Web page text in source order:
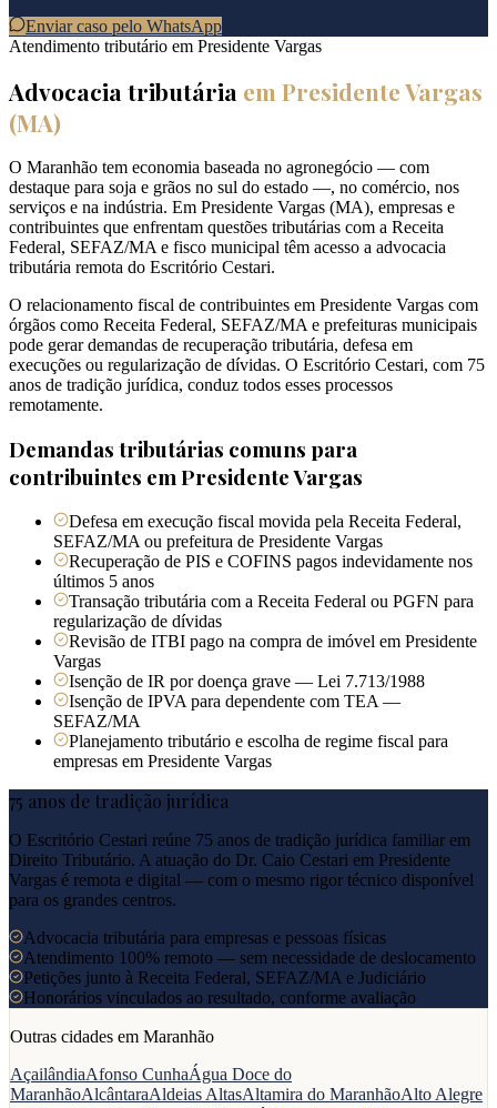
Enviar caso pelo WhatsApp
Atendimento tributário em Presidente Vargas
Advocacia tributária em Presidente Vargas
(MA)
O Maranhão tem economia baseada no agronegócio — com
destaque para soja e grãos no sul do estado —, no comércio, nos
serviços e na indústria. Em Presidente Vargas (MA), empresas e
contribuintes que enfrentam questões tributárias com a Receita
Federal, SEFAZ/MA e fisco municipal têm acesso a advocacia
tributária remota do Escritório Cestari.
O relacionamento fiscal de contribuintes em Presidente Vargas com
órgãos como Receita Federal, SEFAZ/MA e prefeituras municipais
pode gerar demandas de recuperação tributária, defesa em
execuções ou regularização de dívidas. O Escritório Cestari, com 75
anos de tradição jurídica, conduz todos esses processos
remotamente.
Demandas tributárias comuns para
contribuintes emPresidente Vargas
Defesa em execução fiscal movida pela Receita Federal,
SEFAZ/MA ou prefeitura de Presidente Vargas
Recuperação de PIS e COFINS pagos indevidamente nos
últimos 5 anos
Transação tributária com a Receita Federal ou PGFN para
regularização de dívidas
Revisão de ITBI pago na compra de imóvel em Presidente
Vargas
Isenção de IR por doença grave — Lei 7.713/1988
Isenção de IPVA para dependente com TEA —
SEFAZ/MA
Planejamento tributário e escolha de regime fiscal para
empresas em Presidente Vargas
75 anos de tradição jurídica
O Escritório Cestari reúne 75 anos de tradição jurídica familiar em
Direito Tributário. A atuação do Dr. Caio Cestari em Presidente
Vargas é remota e digital — com o mesmo rigor técnico disponível
para os grandes centros.
Advocacia tributária para empresas e pessoas físicas
Atendimento 100% remoto — sem necessidade de deslocamento
Petições junto à Receita Federal, SEFAZ/MA e Judiciário
Honorários vinculados ao resultado, conforme avaliação
Outras cidades em Maranhão
AçailândiaAfonso CunhaÁgua Doce do
MaranhãoAlcântaraAldeias AltasAltamira do MaranhãoAlto Alegre